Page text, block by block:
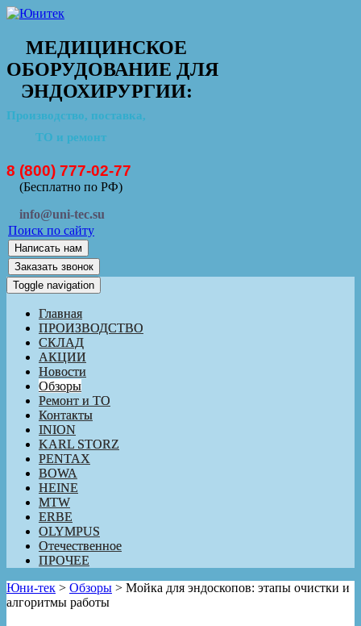
МЕДИЦИНСКОЕ
ОБОРУДОВАНИЕ ДЛЯ
ЭНДОХИРУРГИИ:
Производство, поставка,
ТО и ремонт
8 (800) 777-02-77
(Бесплатно по РФ)
info@uni-tec.su
Поиск по сайту
Написать нам
Заказать звонок
Toggle navigation
Главная
ПРОИЗВОДСТВО
СКЛАД
АКЦИИ
Новости
Обзоры
Ремонт и ТО
Контакты
INION
KARL STORZ
PENTAX
BOWA
HEINE
MTW
ERBE
OLYMPUS
Отечественное
ПРОЧЕЕ
Юни-тек > Обзоры > Мойка для эндоскопов: этапы очистки и
алгоритмы работы